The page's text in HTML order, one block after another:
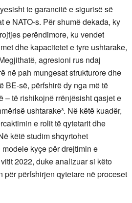
te garancitë e sigurisë së
e NATO-s. Për shumë dekada, ky
perëndimore, ku vendet
dhe kapacitetet e tyre ushtarake,
agresioni rus ndaj
në pah mungesat strukturore dhe
BE-së, përfshirë dy nga më të
– të rishikojnë rrënjësisht qasjet e
ushtarake³. Në këtë kuadër,
e rolit të qytetarit dhe
këtë studim shqyrtohet
kyçe për drejtimin e
2022, duke analizuar si këto
përfshirjen qytetare në proceset